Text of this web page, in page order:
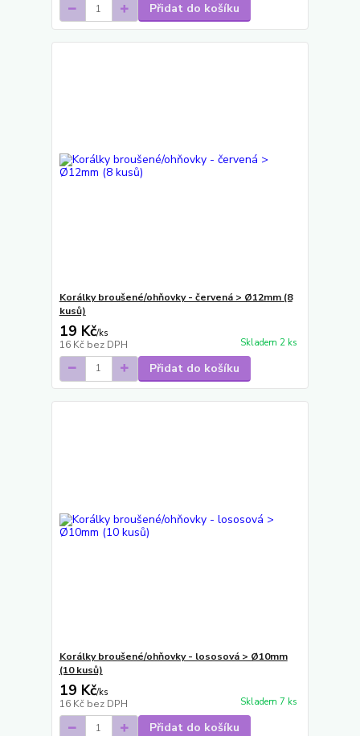
Přidat do košíku
Korálky broušené/ohňovky - červená > Ø12mm (8
kusů)
19 Kč/ks
16 Kč bez DPH Skladem 2 ks
Přidat do košíku
Korálky broušené/ohňovky - lososová > Ø10mm
(10 kusů)
19 Kč/ks
16 Kč bez DPH Skladem 7 ks
Přidat do košíku